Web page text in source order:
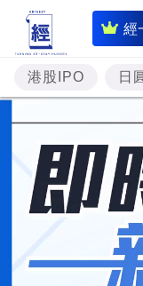
經
即
時
財
經
專
題
投
資
樓
市
港股IPO 日